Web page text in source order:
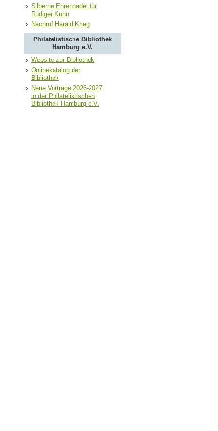
Silberne Ehrennadel für
Rüdiger Kühn
Nachruf Harald Krieg
Philatelistische Bibliothek
Hamburg e.V.
Website zur Bibliothek
Onlinekatalog der
Bibliothek
Neue Vorträge 2026-2027
in der Philatelistischen
Bibliothek Hamburg e.V.